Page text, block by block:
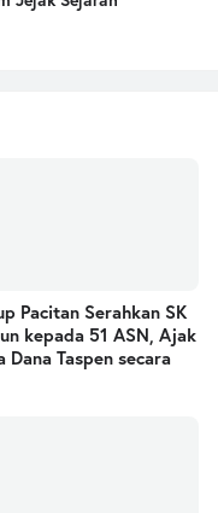
Pacitan Serahkan SK
kepada 51 ASN, Ajak
Dana Taspen secara